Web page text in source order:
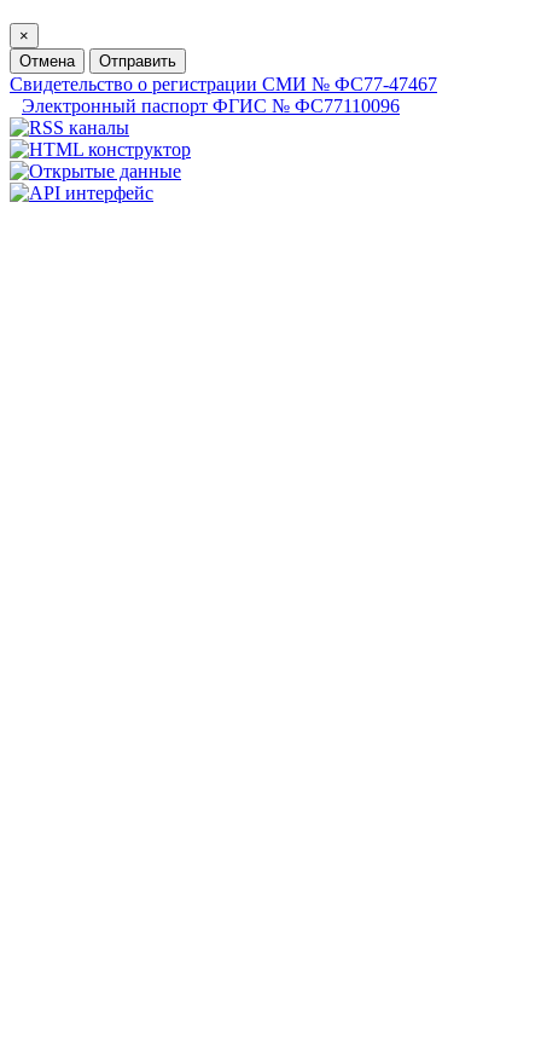
×
Отмена
Отправить
Свидетельство о регистрации СМИ № ФС77-47467
Электронный паспорт ФГИС № ФС77110096